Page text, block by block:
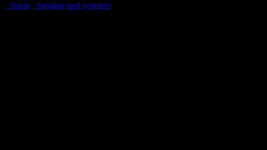
Storån
Spegling med symmetri